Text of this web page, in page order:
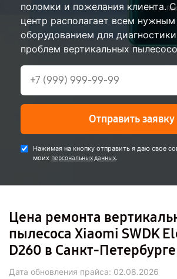
поломки и пожелания клиента.
центр располагает всем нужным
оборудованием для
проблем вертикальных
Отправить заявку
Нажимая на кнопку отправить я даю свое
моих персональных данных.
Цена ремонта
пылесоса Xiaomi SWDK
D260 в Санкт-Петербурге
Дата обновления прайса: 02.08.2026